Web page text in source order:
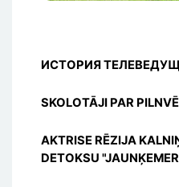
ИСТОРИЯ
SKOLOTĀJI PAR
AKTRISE RĒZIJA
DETOKSU